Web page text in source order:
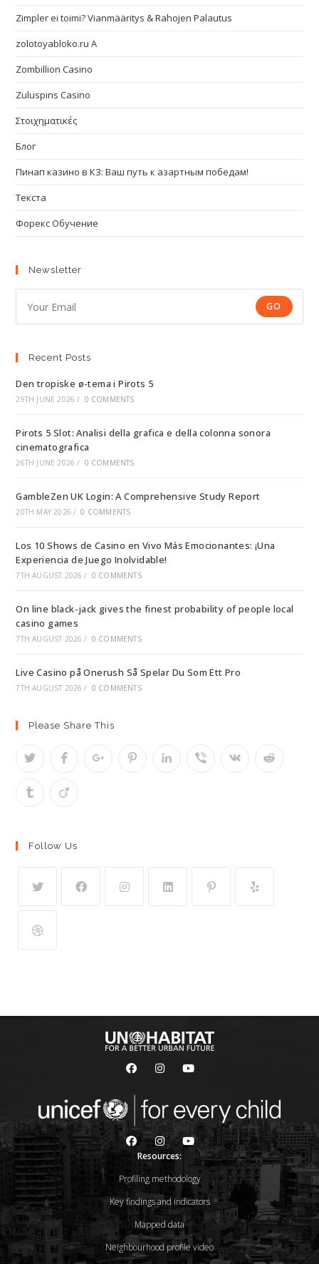
Zimpler ei toimi? Vianmääritys & Rahojen Palautus
zolotoyabloko.ru A
Zombillion Casino
Zuluspins Casino
Στοιχηματικές
Блог
Пинап казино в КЗ: Ваш путь к азартным победам!
Текста
Форекс Обучение
Newsletter
GO
Recent Posts
Den tropiske ø-tema i Pirots 5
29TH JUNE 2026 / 0 COMMENTS
Pirots 5 Slot: Analisi della grafica e della colonna sonora
cinematografica
26TH JUNE 2026 / 0 COMMENTS
GambleZen UK Login: A Comprehensive Study Report
20TH MAY 2026 / 0 COMMENTS
Los 10 Shows de Casino en Vivo Más Emocionantes: ¡Una
Experiencia de Juego Inolvidable!
7TH AUGUST 2026 / 0 COMMENTS
On line black-jack gives the finest probability of people local
casino games
7TH AUGUST 2026 / 0 COMMENTS
Live Casino på Onerush Så Spelar Du Som Ett Pro
7TH AUGUST 2026 / 0 COMMENTS
Please Share This
Follow Us
Resources:
Profiling methodology
Key findings and indicators
Mapped data
Neighbourhood profile video